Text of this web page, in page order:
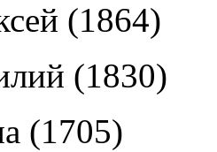
(1864)
(1830)
(1705)